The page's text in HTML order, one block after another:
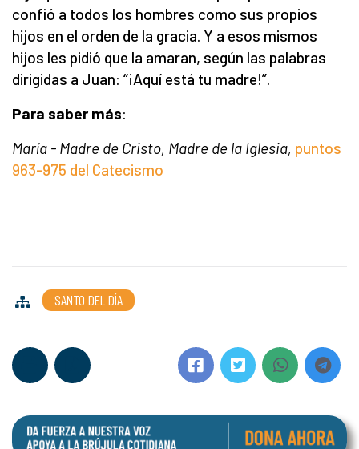
confió a todos los hombres como sus propios
hijos en el orden de la gracia. Y a esos mismos
hijos les pidió que la amaran, según las palabras
dirigidas a Juan: “¡Aquí está tu madre!”.
Para saber más:
María - Madre de Cristo, Madre de la Iglesia, puntos
963-975 del Catecismo
SANTO DEL DÍA